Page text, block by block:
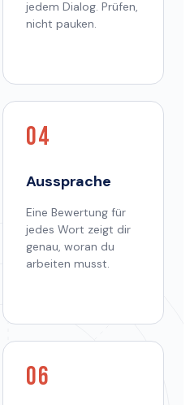
jedem Dialog. Prüfen,
nicht pauken.
04
Aussprache
Eine Bewertung für
jedes Wort zeigt dir
genau, woran du
arbeiten musst.
06